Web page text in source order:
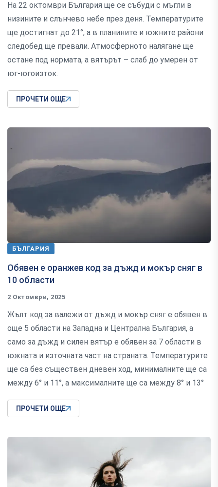
На 22 октомври България ще се събуди с мъгли в
низините и слънчево небе през деня. Температурите
ще достигнат до 21°, а в планините и южните райони
следобед ще превали. Атмосферното налягане ще
остане под нормата, а вятърът – слаб до умерен от
юг-югоизток.
ПРОЧЕТИ ОЩЕ
БЪЛГАРИЯ
Обявен е оранжев код за дъжд и мокър сняг в
10 области
2 Октомври, 2025
Жълт код за валежи от дъжд и мокър сняг е обявен в
още 5 области на Западна и Централна България, а
само за дъжд и силен вятър е обявен за 7 области в
южната и източната част на страната. Температурите
ще са без съществен дневен ход, минималните ще са
между 6° и 11°, а максималните ще са между 8° и 13°
ПРОЧЕТИ ОЩЕ